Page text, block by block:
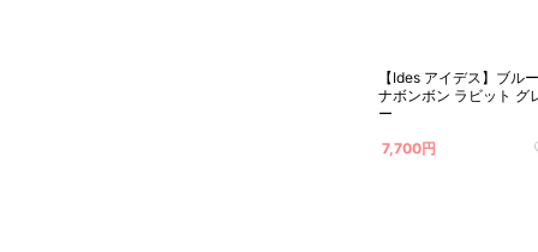
【Ides アイデス】ブルー
ナボンボン ラビット グ
ー
7,700円